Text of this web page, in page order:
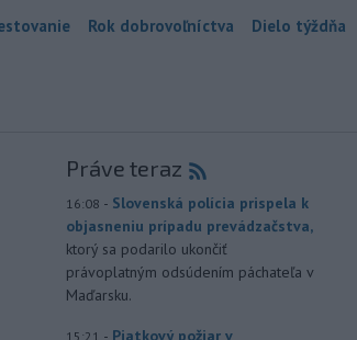
Rok dobrovoľníctva Dielo týždňa
Práve teraz
16:08 - Slovenská polícia prispela k
objasneniu prípadu prevádzačstva,
ktorý sa podarilo ukončiť
právoplatným odsúdením páchateľa v
Maďarsku.
15:21 - Piatkový požiar v